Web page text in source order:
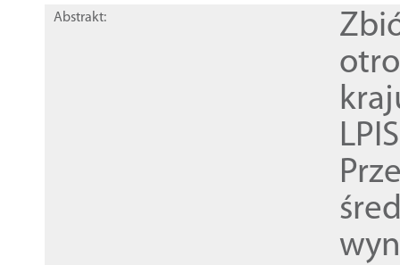
Abstrakt: